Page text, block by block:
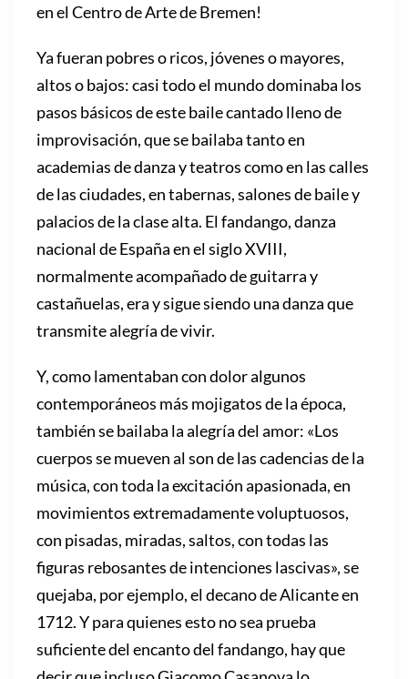
en el Centro de Arte de Bremen!
Ya fueran pobres o ricos, jóvenes o mayores,
altos o bajos: casi todo el mundo dominaba los
pasos básicos de este baile cantado lleno de
improvisación, que se bailaba tanto en
academias de danza y teatros como en las calles
de las ciudades, en tabernas, salones de baile y
palacios de la clase alta. El fandango, danza
nacional de España en el siglo XVIII,
normalmente acompañado de guitarra y
castañuelas, era y sigue siendo una danza que
transmite alegría de vivir.
Y, como lamentaban con dolor algunos
contemporáneos más mojigatos de la época,
también se bailaba la alegría del amor: «Los
cuerpos se mueven al son de las cadencias de la
música, con toda la excitación apasionada, en
movimientos extremadamente voluptuosos,
con pisadas, miradas, saltos, con todas las
figuras rebosantes de intenciones lascivas», se
quejaba, por ejemplo, el decano de Alicante en
1712. Y para quienes esto no sea prueba
suficiente del encanto del fandango, hay que